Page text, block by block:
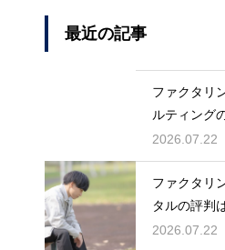
最近の記事
ファクタリ
ルティング
態を解説
2026.07.22
ファクタリ
タルの評判
態を徹底解説
2026.07.22